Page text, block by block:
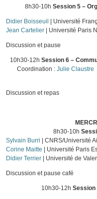
8h30-10h Session 5 –
Didier Boisseuil | Université
Jean Cartelier | Université Paris
Discussion et pause
10h30-12h Session 6 –
Coordination : Julie Claustre
Discussion et repas
8h30-10h
Sylvain Burri | CNRS/Université
Corine Maitte | Université Paris
Didier Terrier | Université de
Discussion et pause café
10h30-12h Session